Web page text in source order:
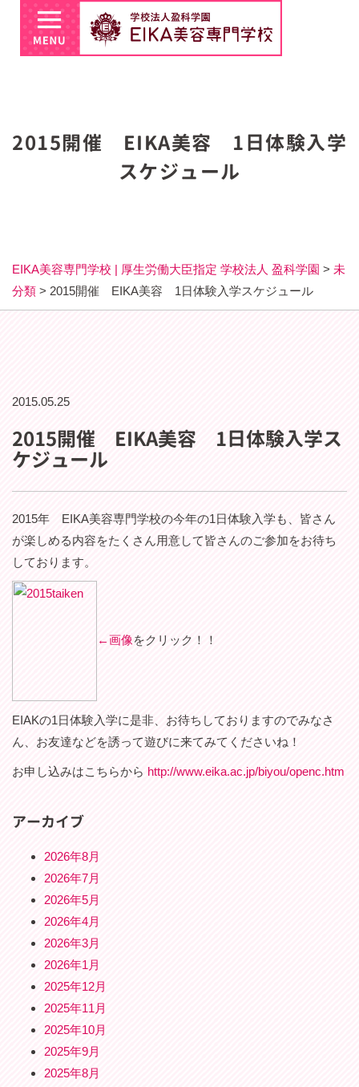
2015開催 EIKA美容 1日体験入学
スケジュール
EIKA美容専門学校 | 厚生労働大臣指定 学校法人 盈科学園 > 未
分類 > 2015開催 EIKA美容 1日体験入学スケジュール
2015.05.25
2015開催 EIKA美容 1日体験入学ス
ケジュール
2015年 EIKA美容専門学校の今年の1日体験入学も、皆さん
が楽しめる内容をたくさん用意して皆さんのご参加をお待ち
しております。
←画像をクリック！！
EIAKの1日体験入学に是非、お待ちしておりますのでみなさ
ん、お友達などを誘って遊びに来てみてくださいね！
お申し込みはこちらから http://www.eika.ac.jp/biyou/openc.htm
アーカイブ
2026年8月
2026年7月
2026年5月
2026年4月
2026年3月
2026年1月
2025年12月
2025年11月
2025年10月
2025年9月
2025年8月